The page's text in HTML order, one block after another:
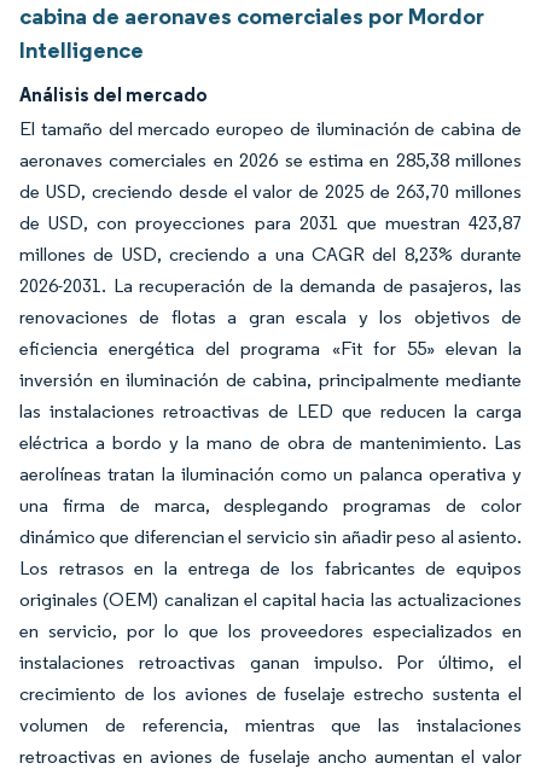
cabina de aeronaves comerciales por Mordor
Intelligence
Análisis del mercado
El tamaño del mercado europeo de iluminación de cabina de
aeronaves comerciales en 2026 se estima en 285,38 millones
de USD, creciendo desde el valor de 2025 de 263,70 millones
de USD, con proyecciones para 2031 que muestran 423,87
millones de USD, creciendo a una CAGR del 8,23% durante
2026-2031. La recuperación de la demanda de pasajeros, las
renovaciones de flotas a gran escala y los objetivos de
eficiencia energética del programa «Fit for 55» elevan la
inversión en iluminación de cabina, principalmente mediante
las instalaciones retroactivas de LED que reducen la carga
eléctrica a bordo y la mano de obra de mantenimiento. Las
aerolíneas tratan la iluminación como un palanca operativa y
una firma de marca, desplegando programas de color
dinámico que diferencian el servicio sin añadir peso al asiento.
Los retrasos en la entrega de los fabricantes de equipos
originales (OEM) canalizan el capital hacia las actualizaciones
en servicio, por lo que los proveedores especializados en
instalaciones retroactivas ganan impulso. Por último, el
crecimiento de los aviones de fuselaje estrecho sustenta el
volumen de referencia, mientras que las instalaciones
retroactivas en aviones de fuselaje ancho aumentan el valor